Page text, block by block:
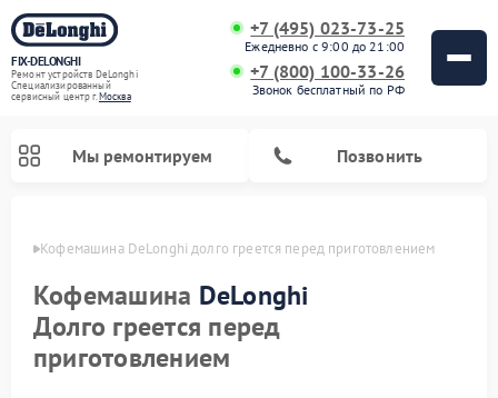
FIX-DELONGHI
Ремонт устройств DeLonghi
Специализированный
cервисный центр г.Москва
+7 (495) 023-73-25
Ежедневно с 9:00 до 21:00
+7 (800) 100-33-26
Звонок бесплатный по РФ
Мы ремонтируем Позвонить
Кофемашина DeLonghi долго греется перед приготовлением
Кофемашина DeLonghi
Долго греется перед
приготовлением